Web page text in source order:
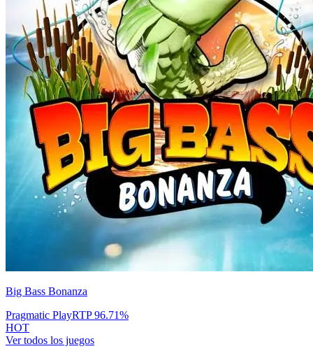
Big Bass Bonanza
Pragmatic PlayRTP96.71%
HOT
Ver todos los juegos